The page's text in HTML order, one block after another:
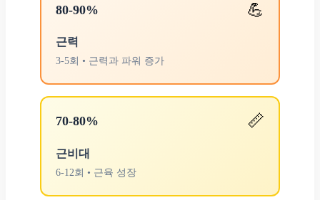
80-90% 💪
근력
3-5회 • 근력과 파워 증가
70-80% 📏
근비대
6-12회 • 근육 성장